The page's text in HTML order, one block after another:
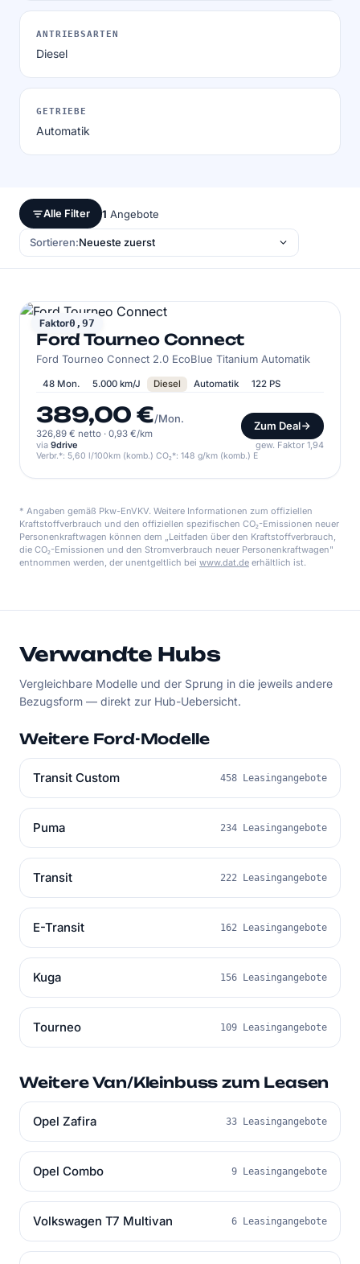
ANTRIEBSARTEN
Diesel
GETRIEBE
Automatik
Alle Filter 1 Angebote
Sortieren:
Faktor0,97
FORD
Ford Tourneo Connect
Ford Tourneo Connect 2.0 EcoBlue Titanium Automatik
48 Mon. 5.000 km/J Diesel Automatik 122 PS
389,00 €/Mon.
326,89 € netto · 0,93 €/km
Zum Deal
via 9drive gew. Faktor 1,94
Verbr.*: 5,60 l/100km (komb.) CO₂*: 148 g/km (komb.) E
* Angaben gemäß Pkw-EnVKV. Weitere Informationen zum offiziellen
Kraftstoffverbrauch und den offiziellen spezifischen CO₂-Emissionen neuer
Personenkraftwagen können dem „Leitfaden über den Kraftstoffverbrauch,
die CO₂-Emissionen und den Stromverbrauch neuer Personenkraftwagen"
entnommen werden, der unentgeltlich bei www.dat.de erhältlich ist.
Verwandte Hubs
Vergleichbare Modelle und der Sprung in die jeweils andere
Bezugsform — direkt zur Hub-Uebersicht.
Weitere Ford-Modelle
Transit Custom 458 Leasingangebote
Puma 234 Leasingangebote
Transit 222 Leasingangebote
E-Transit 162 Leasingangebote
Kuga 156 Leasingangebote
Tourneo 109 Leasingangebote
Weitere Van/Kleinbuss zum Leasen
Opel Zafira 33 Leasingangebote
Opel Combo 9 Leasingangebote
Volkswagen T7 Multivan 6 Leasingangebote